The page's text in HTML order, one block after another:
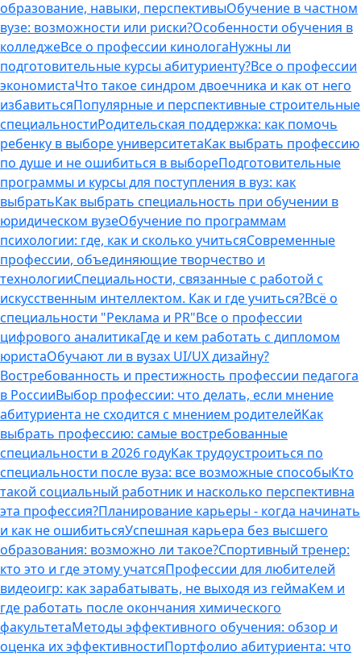
образование, навыки, перспективыОбучение в частном
вузе: возможности или риски?Особенности обучения в
колледжеВсе о профессии кинологаНужны ли
подготовительные курсы абитуриенту?Все о профессии
экономистаЧто такое синдром двоечника и как от него
избавитьсяПопулярные и перспективные строительные
специальностиРодительская поддержка: как помочь
ребенку в выборе университетаКак выбрать профессию
по душе и не ошибиться в выбореПодготовительные
программы и курсы для поступления в вуз: как
выбратьКак выбрать специальность при обучении в
юридическом вузеОбучение по программам
психологии: где, как и сколько учитьсяСовременные
профессии, объединяющие творчество и
технологииСпециальности, связанные с работой с
искусственным интеллектом. Как и где учиться?Всё о
специальности "Реклама и PR"Все о профессии
цифрового аналитикаГде и кем работать с дипломом
юристаОбучают ли в вузах UI/UX дизайну?
Востребованность и престижность профессии педагога
в РоссииВыбор профессии: что делать, если мнение
абитуриента не сходится с мнением родителейКак
выбрать профессию: самые востребованные
специальности в 2026 годуКак трудоустроиться по
специальности после вуза: все возможные способыКто
такой социальный работник и насколько перспективна
эта профессия?Планирование карьеры - когда начинать
и как не ошибитьсяУспешная карьера без высшего
образования: возможно ли такое?Спортивный тренер:
кто это и где этому учатсяПрофессии для любителей
видеоигр: как зарабатывать, не выходя из геймаКем и
где работать после окончания химического
факультетаМетоды эффективного обучения: обзор и
оценка их эффективностиПортфолио абитуриента: что